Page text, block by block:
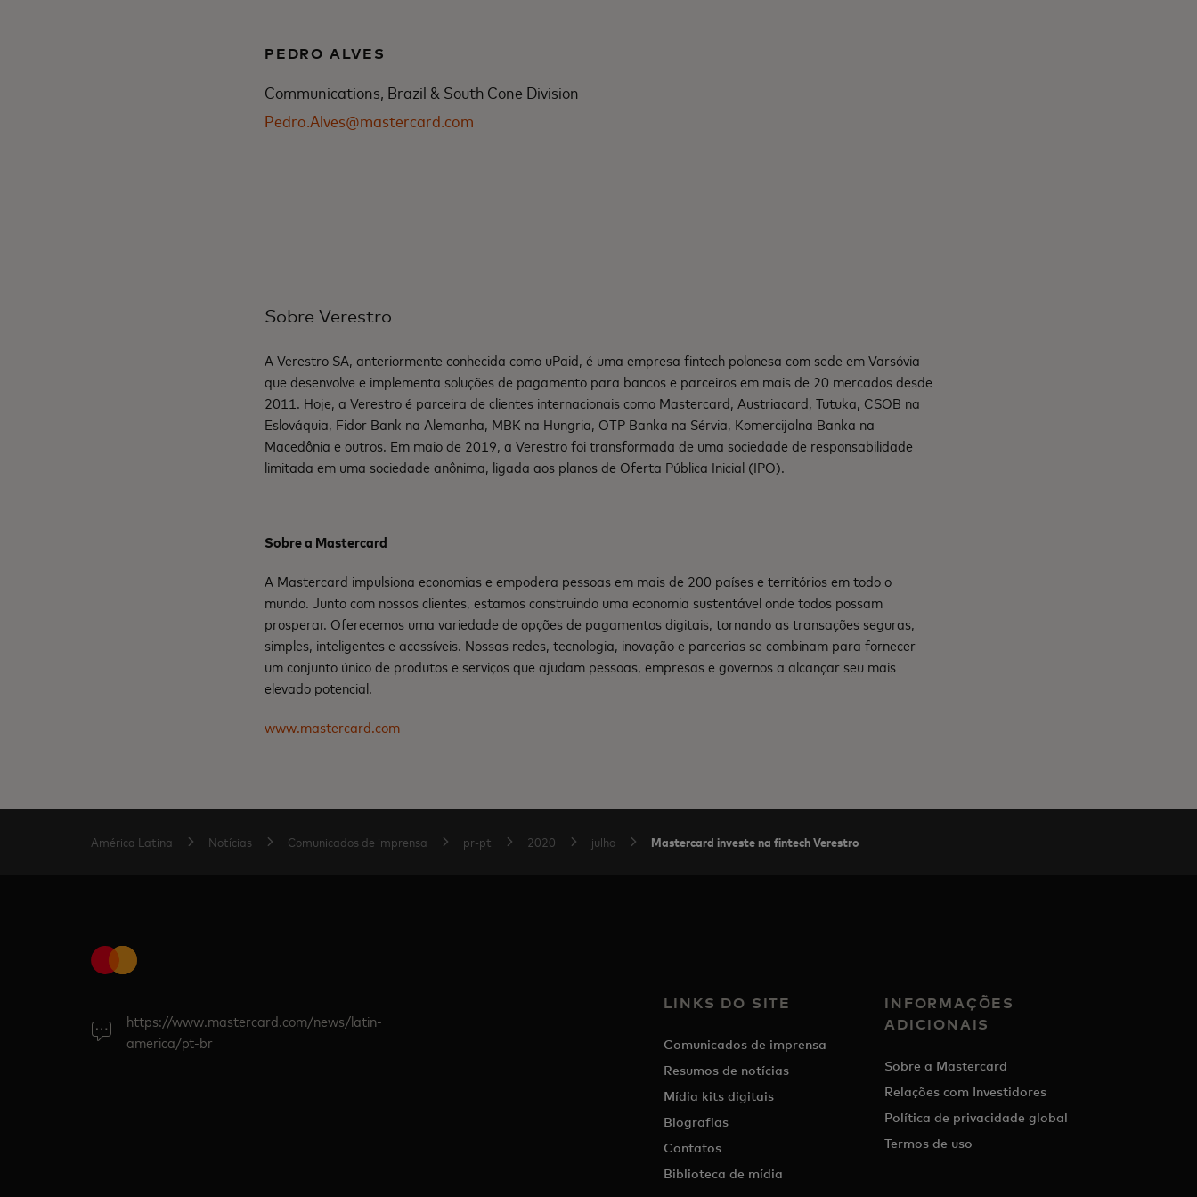
PEDRO ALVES
Communications, Brazil & South Cone Division
Pedro.Alves@mastercard.com
Sobre Verestro
A Verestro SA, anteriormente conhecida como uPaid, é uma empresa fintech polonesa com sede em Varsóvia
que desenvolve e implementa soluções de pagamento para bancos e parceiros em mais de 20 mercados desde
2011. Hoje, a Verestro é parceira de clientes internacionais como Mastercard, Austriacard, Tutuka, CSOB na
Eslováquia, Fidor Bank na Alemanha, MBK na Hungria, OTP Banka na Sérvia, Komercijalna Banka na
Macedônia e outros. Em maio de 2019, a Verestro foi transformada de uma sociedade de responsabilidade
limitada em uma sociedade anônima, ligada aos planos de Oferta Pública Inicial (IPO).
Sobre a Mastercard
A Mastercard impulsiona economias e empodera pessoas em mais de 200 países e territórios em todo o
mundo. Junto com nossos clientes, estamos construindo uma economia sustentável onde todos possam
prosperar. Oferecemos uma variedade de opções de pagamentos digitais, tornando as transações seguras,
simples, inteligentes e acessíveis. Nossas redes, tecnologia, inovação e parcerias se combinam para fornecer
um conjunto único de produtos e serviços que ajudam pessoas, empresas e governos a alcançar seu mais
elevado potencial.
www.mastercard.com
América Latina Notícias Comunicados de imprensa pr-pt 2020 julho Mastercard investe na fintech Verestro
https://www.mastercard.com/news/latin-
america/pt-br
LINKS DO SITE
Comunicados de imprensa
Resumos de notícias
Mídia kits digitais
Biografias
Contatos
Biblioteca de mídia
INFORMAÇÕES
ADICIONAIS
Sobre a Mastercard
Relações com Investidores
Política de privacidade global
Termos de uso